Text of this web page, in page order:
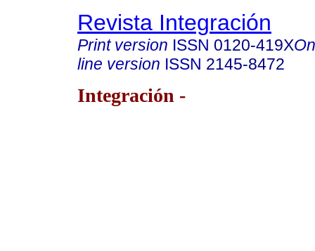
Revista Integración
Print version ISSN 0120-419X
line version ISSN 2145-8472
Integración -